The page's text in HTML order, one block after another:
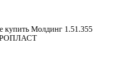
купить Молдинг 1.51.355